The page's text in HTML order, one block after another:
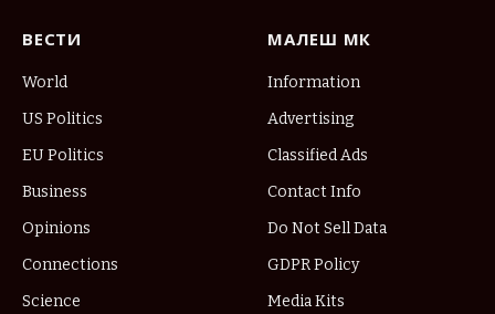
ВЕСТИ
World
US Politics
EU Politics
Business
Opinions
Connections
Science
МАЛЕШ МК
Information
Advertising
Classified Ads
Contact Info
Do Not Sell Data
GDPR Policy
Media Kits